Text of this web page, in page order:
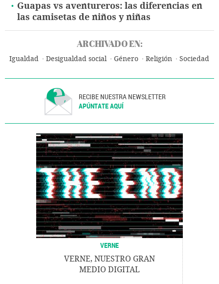
Guapas vs aventureros: las diferencias en
las camisetas de niños y niñas
ARCHIVADO EN:
Igualdad Desigualdad social Género Religión Sociedad
RECIBE NUESTRA NEWSLETTER
APÚNTATE AQUÍ
VERNE
VERNE, NUESTRO GRAN
MEDIO DIGITAL